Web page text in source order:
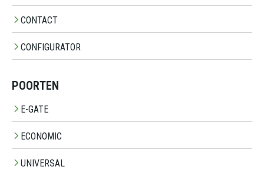
CONTACT
CONFIGURATOR
POORTEN
E-GATE
ECONOMIC
UNIVERSAL